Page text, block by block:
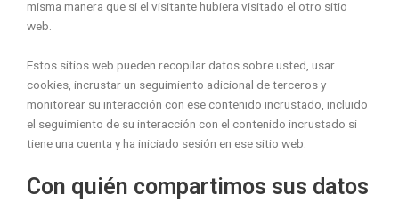
misma manera que si el visitante hubiera visitado el otro sitio
web.
Estos sitios web pueden recopilar datos sobre usted, usar
cookies, incrustar un seguimiento adicional de terceros y
monitorear su interacción con ese contenido incrustado, incluido
el seguimiento de su interacción con el contenido incrustado si
tiene una cuenta y ha iniciado sesión en ese sitio web.
Con quién compartimos sus datos